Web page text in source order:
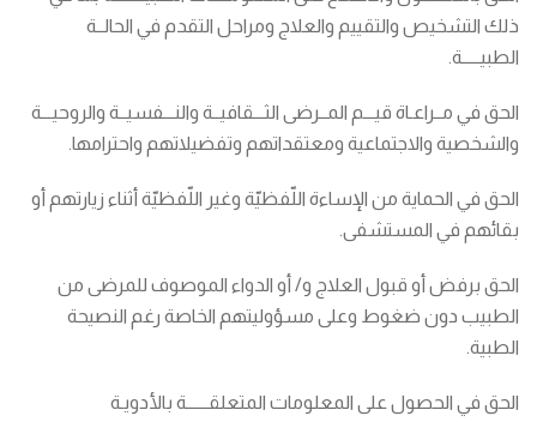
ذلك التشخيص والتقييم والعلاج ومراحل التقدم في الحالــة
الطبيـــــة.
الحق في مــراعـاة قيـــم المــرضى الثـــقافيــة والنـــفسيــة والروحيـــة
والشخصية والاجتماعية ومعتقداتهم وتفضيلاتهم واحترامها.
الحق في الحماية من الإساءة اللّفظيّة وغير اللّفظيّة أثناء زيارتهم أو
بقائهم في المستشفى.
الحق برفض أو قبول العلاج و/ أو الدواء الموصوف للمرضى من
الطبيب دون ضغوط وعلى مسؤوليتهم الخاصة رغم النصيحة
الطبية.
الحق في الحصول على المعلومات المتعلقــــــة بالأدويـة